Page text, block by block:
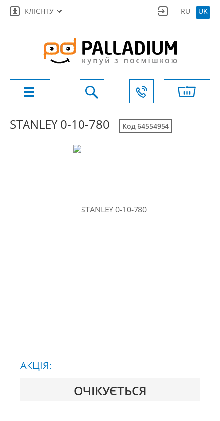
КЛІЄНТУ RU UK
STANLEY 0-10-780 Код 64554954
ОЧІКУЄТЬСЯ
АКЦІЯ: